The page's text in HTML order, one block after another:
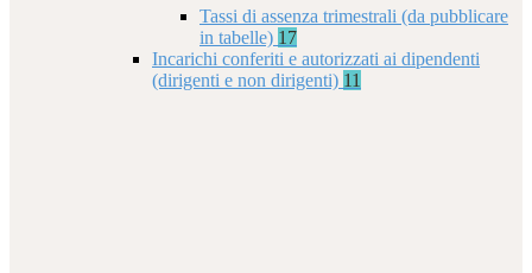
Tassi di assenza trimestrali (da pubblicare
in tabelle) 17
Incarichi conferiti e autorizzati ai dipendenti
(dirigenti e non dirigenti) 11